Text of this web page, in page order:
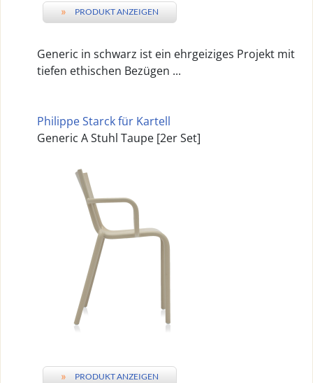
» PRODUKT ANZEIGEN
Generic in schwarz ist ein ehrgeiziges Projekt mit
tiefen ethischen Bezügen ...
Philippe Starck für Kartell
Generic A Stuhl Taupe [2er Set]
» PRODUKT ANZEIGEN